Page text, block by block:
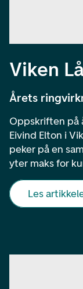
Viken
Årets
Oppskriften på
Eivind Elton i
peker på en
yter maks for
Les